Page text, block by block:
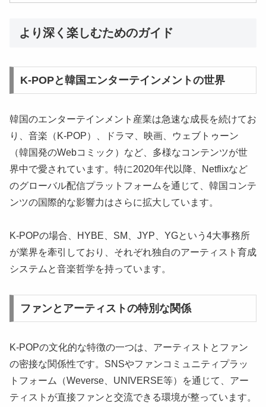
より深く楽しむためのガイド
K-POPと韓国エンターテインメントの世界
韓国のエンターテインメント産業は急速な成長を続けてお
り、音楽（K-POP）、ドラマ、映画、ウェブトゥーン
（韓国発のWebコミック）など、多様なコンテンツが世
界中で愛されています。特に2020年代以降、Netflixなど
のグローバル配信プラットフォームを通じて、韓国コンテ
ンツの国際的な影響力はさらに拡大しています。
K-POPの場合、HYBE、SM、JYP、YGという4大事務所
が業界を牽引しており、それぞれ独自のアーティスト育成
システムと音楽哲学を持っています。
ファンとアーティストの特別な関係
K-POPの文化的な特徴の一つは、アーティストとファン
の密接な関係性です。SNSやファンコミュニティプラッ
トフォーム（Weverse、UNIVERSE等）を通じて、アー
ティストが直接ファンと交流できる環境が整っています。